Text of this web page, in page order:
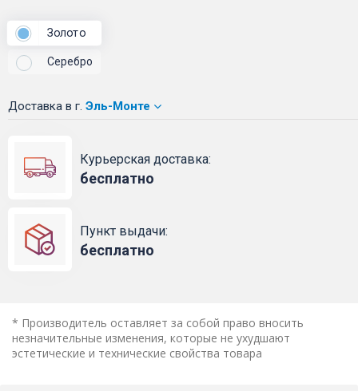
Золото
Серебро
Доставка в г. Эль-Монте
Курьерская доставка:
бесплатно
Пункт выдачи:
бесплатно
* Производитель оставляет за собой право вносить
незначительные изменения, которые не ухудшают
эстетические и технические свойства товара